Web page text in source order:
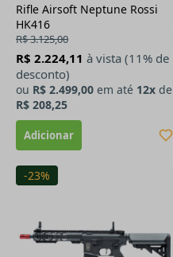
Rifle Airsoft Neptune Rossi
HK416
R$ 3.125,00
R$ 2.224,11 à vista (11% de
desconto)
ou R$ 2.499,00 em até 12x de
R$ 208,25
-23%